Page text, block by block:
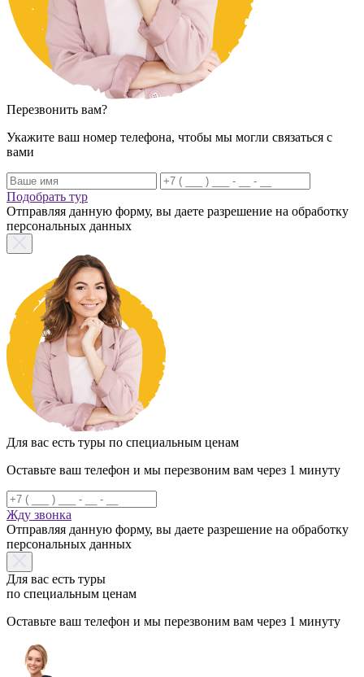
Перезвонить вам?
Укажите ваш номер телефона, чтобы мы могли связаться с
вами
Подобрать тур
Отправляя данную форму, вы даете разрешение на обработку
персональных данных
Для вас есть туры по специальным ценам
Оставьте ваш телефон и мы перезвоним вам через 1 минуту
Жду звонка
Отправляя данную форму, вы даете разрешение на обработку
персональных данных
Для вас есть туры
по специальным ценам
Оставьте ваш телефон и мы перезвоним вам через 1 минуту